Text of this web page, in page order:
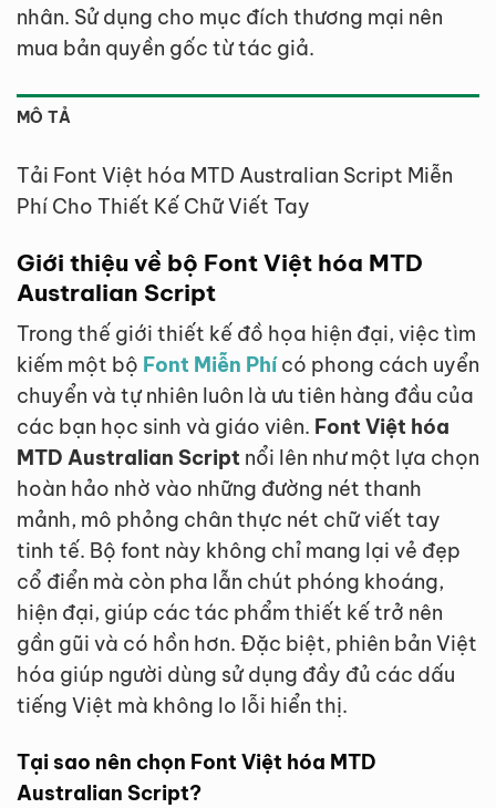
nhân. Sử dụng cho mục đích thương mại nên
mua bản quyền gốc từ tác giả.
MÔ TẢ
Tải Font Việt hóa MTD Australian Script Miễn
Phí Cho Thiết Kế Chữ Viết Tay
Giới thiệu về bộ Font Việt hóa MTD
Australian Script
Trong thế giới thiết kế đồ họa hiện đại, việc tìm
kiếm một bộ Font Miễn Phícó phong cách uyển
chuyển và tự nhiên luôn là ưu tiên hàng đầu của
các bạn học sinh và giáo viên. Font Việt hóa
MTD Australian Script nổi lên như một lựa chọn
hoàn hảo nhờ vào những đường nét thanh
mảnh, mô phỏng chân thực nét chữ viết tay
tinh tế. Bộ font này không chỉ mang lại vẻ đẹp
cổ điển mà còn pha lẫn chút phóng khoáng,
hiện đại, giúp các tác phẩm thiết kế trở nên
gần gũi và có hồn hơn. Đặc biệt, phiên bản Việt
hóa giúp người dùng sử dụng đầy đủ các dấu
tiếng Việt mà không lo lỗi hiển thị.
Tại sao nên chọn Font Việt hóa MTD
Australian Script?